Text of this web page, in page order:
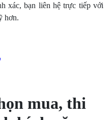
xác, bạn liên hệ trực tiếp với
hơn.
mua, thi